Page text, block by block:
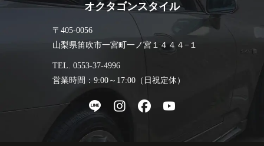
オクタゴンスタイル
〒405-0056
山梨県笛吹市一宮町一ノ宮１４４４−１
TEL. 0553-37-4996
営業時間：9:00～17:00（日祝定休）